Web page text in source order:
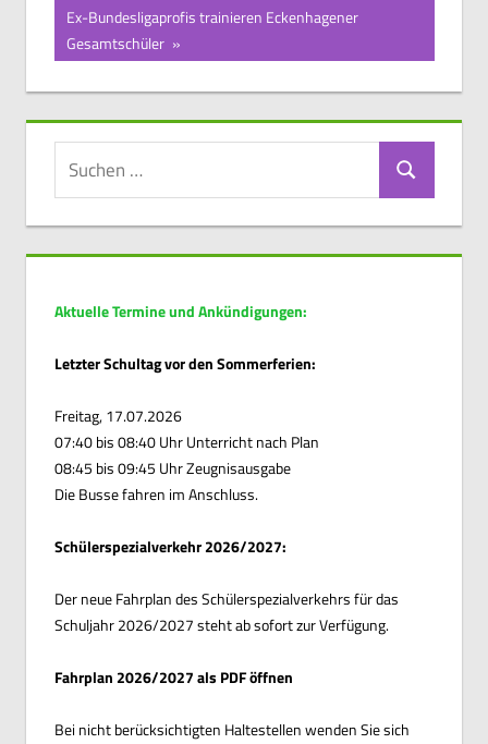
Nächster
Beitrag:
Ex-Bundesligaprofis trainieren Eckenhagener
Gesamtschüler
Suchen
Aktuelle Termine und Ankündigungen:
Letzter Schultag vor den Sommerferien:
Freitag, 17.07.2026
07:40 bis 08:40 Uhr Unterricht nach Plan
08:45 bis 09:45 Uhr Zeugnisausgabe
Die Busse fahren im Anschluss.
Schülerspezialverkehr 2026/2027:
Der neue Fahrplan des Schülerspezialverkehrs für das
Schuljahr 2026/2027 steht ab sofort zur Verfügung.
Fahrplan 2026/2027 als PDF öffnen
Bei nicht berücksichtigten Haltestellen wenden Sie sich